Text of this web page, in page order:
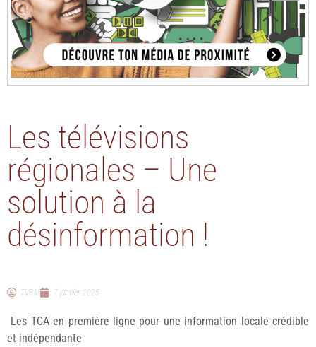
Les télévisions
régionales – Une
solution à la
désinformation !
TVRM 7 janvier 2025
Les TCA en première ligne pour une information locale crédible
et indépendante